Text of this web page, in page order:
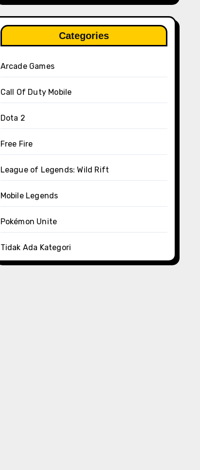
Categories
Arcade Games
Call Of Duty Mobile
Dota 2
Free Fire
League of Legends: Wild Rift
Mobile Legends
Pokémon Unite
Tidak Ada Kategori